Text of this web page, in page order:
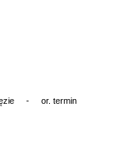
- or. termin